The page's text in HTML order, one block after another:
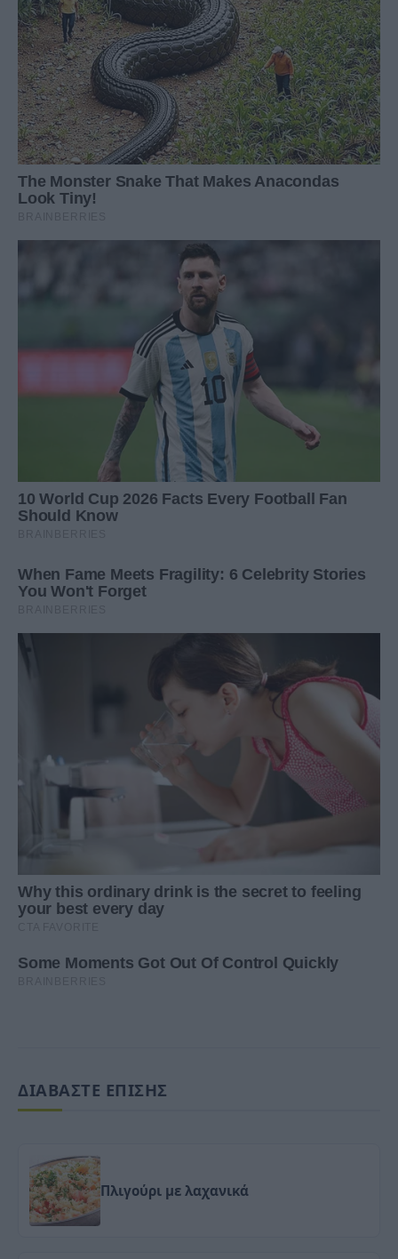
ΔΙΑΒΑΣΤΕ ΕΠΙΣΗΣ
Πλιγούρι με λαχανικά